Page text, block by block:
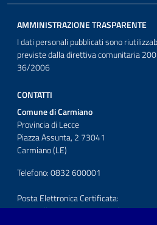
AMMINISTRAZIONE TRASPARENTE
I dati personali pubblicati sono
previste dalla direttiva comunitaria
36/2006
CONTATTI
Comune di Carmiano
Provincia di Lecce
Piazza Assunta, 2 73041
Carmiano (LE)
Telefono: 0832 600001
Posta Elettronica Certificata: